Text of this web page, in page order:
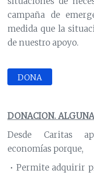
campaña de
medida que la
de nuestro apoyo.
DONA
DONACION.
Desde Caritas
economías porque,
• Permite adquirir